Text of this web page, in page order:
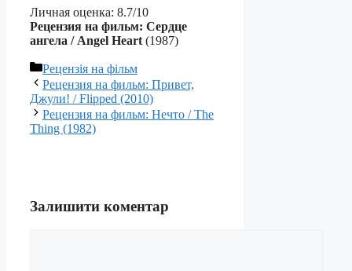
Личная оценка: 8.7/10
Рецензия на фильм: Сердце
ангела / Angel Heart (1987)
Категорії
Рецензія на фільм
Рецензия на фильм: Привет,
Джули! / Flipped (2010)
Рецензия на фильм: Нечто / The
Thing (1982)
Залишити коментар